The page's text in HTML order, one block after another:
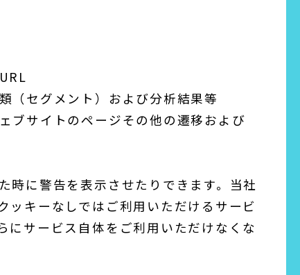
（セグメント）および分析結果等
ブサイトのページその他の遷移および
時に警告を表示させたりできます。当社
ッキーなしではご利用いただけるサービ
にサービス自体をご利用いただけなくな